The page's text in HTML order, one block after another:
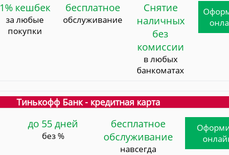
1% кешбек
за любые
покупки
бесплатное
обслуживание
Снятие
наличных
без
комиссии
в любых
банкоматах
Тинькофф Банк - кредитная карта
до 55 дней
без %
бесплатное
обслуживание
навсегда